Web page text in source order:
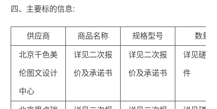
四、主要标的信息:
供应商 商品名称 规格型号 数量
北京千色美
伦图文设计
中心
详见二次报
价及承诺书
详见二次报
价及承诺书
详见磋商
件